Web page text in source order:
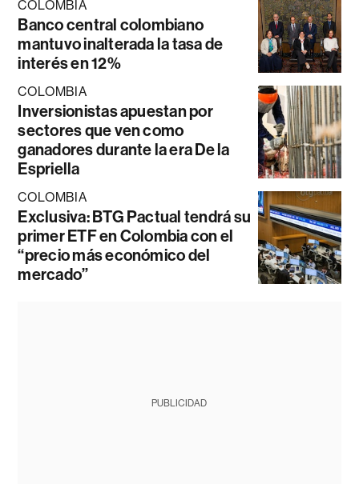
COLOMBIA
Banco central colombiano
mantuvo inalterada la tasa de
interés en 12%
COLOMBIA
Inversionistas apuestan por
sectores que ven como
ganadores durante la era De la
Espriella
COLOMBIA
Exclusiva: BTG Pactual tendrá su
primer ETF en Colombia con el
“precio más económico del
mercado”
PUBLICIDAD